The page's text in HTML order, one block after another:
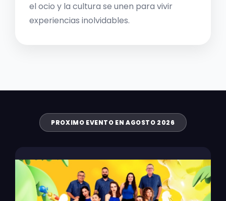
el ocio y la cultura se unen para vivir
experiencias inolvidables.
PROXIMO EVENTO EN AGOSTO 2026